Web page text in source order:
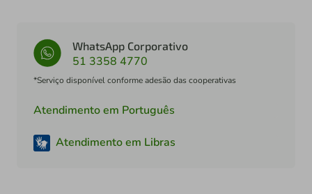
WhatsApp Corporativo
51 3358 4770
*Serviço disponível conforme adesão das cooperativas
Atendimento em Português
Atendimento em Libras